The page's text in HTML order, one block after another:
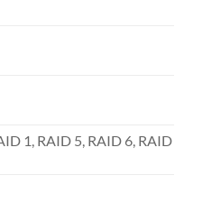
1, RAID 5, RAID 6, RAID